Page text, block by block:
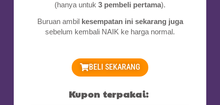
(hanya untuk 3 pembeli pertama).
Buruan ambil kesempatan ini sekarang juga
sebelum kembali NAIK ke harga normal.
BELI SEKARANG
Kupon terpakai: